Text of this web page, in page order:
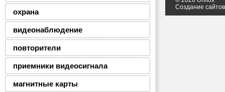
охрана
видеонаблюдение
повторители
приемники видеосигнала
магнитные карты
Создание сайтов